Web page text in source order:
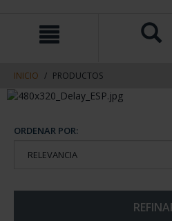
contenido
navegacin
INICIO PRODUCTOS
ORDENAR POR: